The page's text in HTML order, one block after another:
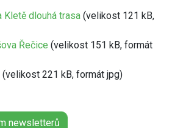
dlouhá trasa (velikost 121 kB,
Řečice (velikost 151 kB, formát
(velikost 221 kB, formát jpg)
newsletterů